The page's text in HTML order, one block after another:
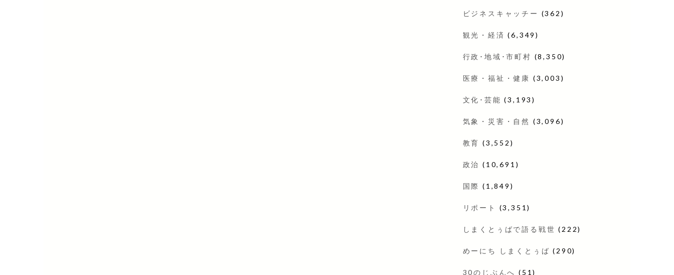
ビジネスキャッチー (362)
観光・経済 (6,349)
行政･地域･市町村 (8,350)
医療・福祉・健康 (3,003)
文化･芸能 (3,193)
気象・災害・自然 (3,096)
教育 (3,552)
政治 (10,691)
国際 (1,849)
リポート (3,351)
しまくとぅばで語る戦世 (222)
めーにち しまくとぅば (290)
30のじぶんへ (51)